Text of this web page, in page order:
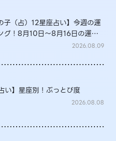
子（占）12星座占い】今週の運
グ！8月10日～8月16日の運勢
2026.08.09
い】星座別！ぶっとび度
2026.08.08